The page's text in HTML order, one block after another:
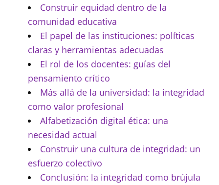
Construir equidad dentro de la
comunidad educativa
El papel de las instituciones: políticas
claras y herramientas adecuadas
El rol de los docentes: guías del
pensamiento crítico
Más allá de la universidad: la integridad
como valor profesional
Alfabetización digital ética: una
necesidad actual
Construir una cultura de integridad: un
esfuerzo colectivo
Conclusión: la integridad como brújula